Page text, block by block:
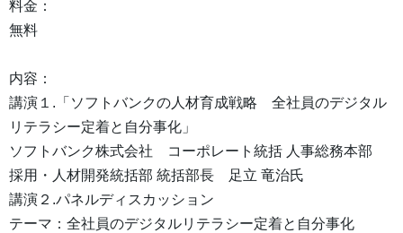
料金：
無料
内容：
講演１.「ソフトバンクの人材育成戦略 全社員のデジタル
リテラシー定着と自分事化」
ソフトバンク株式会社 コーポレート統括 人事総務本部
採用・人材開発統括部 統括部長 足立 竜治氏
講演２.パネルディスカッション
テーマ：全社員のデジタルリテラシー定着と自分事化